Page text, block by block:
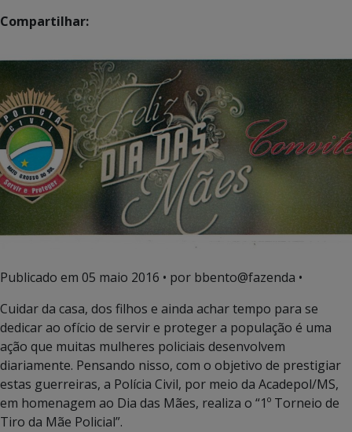
Compartilhar:
Publicado em 05 maio 2016 • por bbento@fazenda •
Cuidar da casa, dos filhos e ainda achar tempo para se
dedicar ao ofício de servir e proteger a população é uma
ação que muitas mulheres policiais desenvolvem
diariamente. Pensando nisso, com o objetivo de prestigiar
estas guerreiras, a Polícia Civil, por meio da Acadepol/MS,
em homenagem ao Dia das Mães, realiza o “1º Torneio de
Tiro da Mãe Policial”.